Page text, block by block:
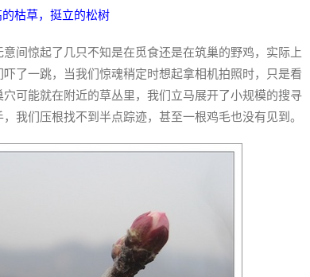
枯草，挺立的松树
间惊起了几只不知是在觅食还是在筑巢的野鸡，实际上
了一跳，当我们惊魂稍定时想起拿相机拍照时，只是看
可能就在附近的草丛里，我们立马展开了小规模的搜寻
我们压根找不到半点踪迹，甚至一根鸡毛也没有见到。